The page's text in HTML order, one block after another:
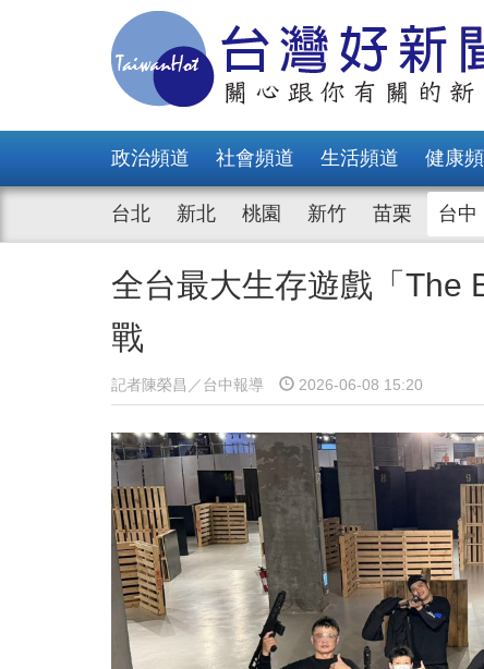
政治頻道 社會頻道 生活頻道 健康
台北 新北 桃園 新竹 苗栗 台中
全台最大生存遊戲「
戰
記者陳榮昌／台中報導 2026-06-08 15:20